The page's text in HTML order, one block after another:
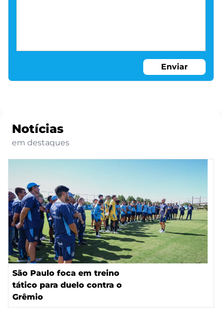
Enviar
Notícias
em destaques
São Paulo foca em treino
tático para duelo contra o
Grêmio